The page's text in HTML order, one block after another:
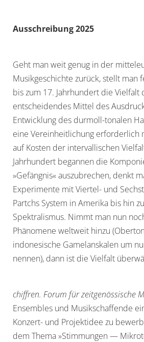
Ausschreibung 2025
Geht man weit genug in der
Musikgeschichte zurück, stellt man
bis zum 17. Jahrhundert die Vielfalt
entscheidendes Mittel des
Entwicklung des durmoll-tonalen
eine Vereinheitlichung erforderlich
auf Kosten der intervallischen
Jahrhundert begannen die
»Gefängnis« auszubrechen, denkt
Experimente mit Viertel- und
Partchs System in Amerika bis hin
Spektralismus. Nimmt man nun
Phänomene weltweit hinzu
indonesische Gamelanskalen um
nennen), dann ist die Vielfalt
chiffren. Forum für zeitgenössische
Ensembles und Musikschaffende
Konzert- und Projektidee zu
dem Thema »Stimmungen —